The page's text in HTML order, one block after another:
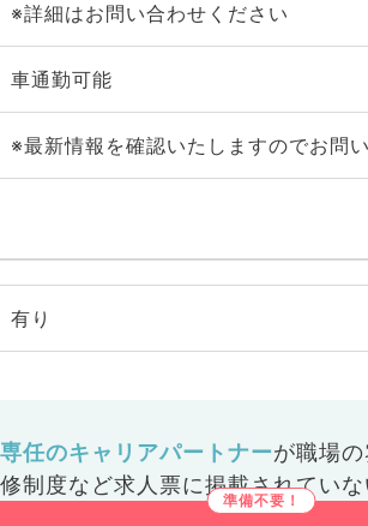
※詳細はお問い合わせください
車通勤可能
※最新情報を確認いたしますのでお問
有り
任のキャリアパートナーが職場の
制度など求人票に掲載されていな